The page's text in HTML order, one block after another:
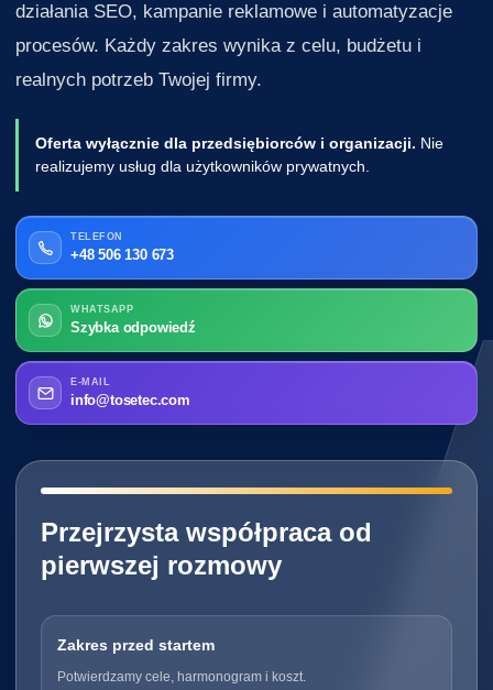
działania SEO, kampanie reklamowe i automatyzacje
procesów. Każdy zakres wynika z celu, budżetu i
realnych potrzeb Twojej firmy.
Oferta wyłącznie dla przedsiębiorców i organizacji. Nie
realizujemy usług dla użytkowników prywatnych.
TELEFON
+48 506 130 673
WHATSAPP
Szybka odpowiedź
E-MAIL
info@tosetec.com
━━━━━━━━━━━━━━━━━━━━━━━━━━━━
Przejrzysta współpraca od
pierwszej rozmowy
Zakres przed startem
Potwierdzamy cele, harmonogram i koszt.